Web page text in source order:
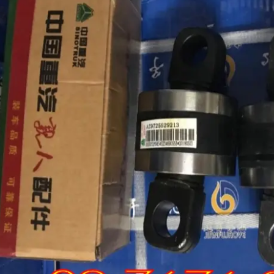
(24/7): 0976.760.892
LÁ CÔN HYUNDAI COUNTY BẢN 300, 14
RĂNG ÓC 35MM CHÍNH HNAGX